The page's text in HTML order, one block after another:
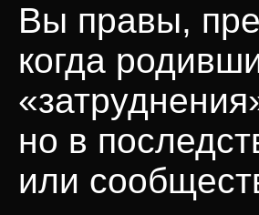
Вы правы,
когда
но в
или